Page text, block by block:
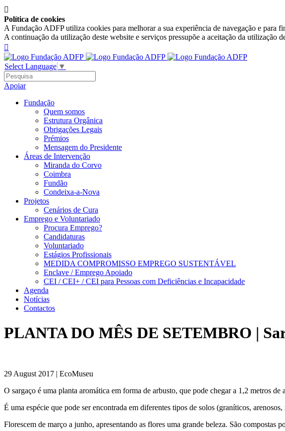

Política de cookies
A Fundação ADFP utiliza cookies para melhorar a sua experiência de navegação e para
A continuação da utilização deste website e serviços pressupõe a aceitação da utilização

Select Language ▼
Apoiar
Fundação
Quem somos
Estrutura Orgânica
Obrigações Legais
Prémios
Mensagem do Presidente
Áreas de Intervenção
Miranda do Corvo
Coimbra
Fundão
Condeixa-a-Nova
Projetos
Cenários de Cura
Emprego e Voluntariado
Procura Emprego?
Candidaturas
Voluntariado
Estágios Profissionais
MEDIDA COMPROMISSO EMPREGO SUSTENTÁVEL
Enclave / Emprego Apoiado
CEI / CEI+ / CEI para Pessoas com Deficiências e Incapacidade
Agenda
Notícias
Contactos
PLANTA DO MÊS DE SETEMBRO |
29 August 2017 | EcoMuseu
O sargaço é uma planta aromática em forma de arbusto, que pode chegar a 1,2 metros
É uma espécie que pode ser encontrada em diferentes tipos de solos (graníticos,
Florescem de março a junho, apresentando as flores uma grande beleza. São compostas